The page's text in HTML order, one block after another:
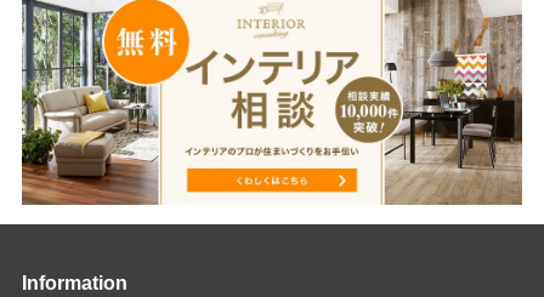
Information